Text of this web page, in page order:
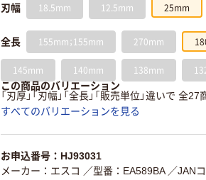
刃幅 18.5mm 12.5mm 25mm
全長 155mm；155mm 270mm
145mm 140mm 138mm
この商品のバリエーション
「刃厚」「刃幅」「全長」「販売単位」違いで 全
すべてのバリエーションを見る
お申込番号：HJ93031
メーカー：エスコ ／型番：EA589BA ／JAN